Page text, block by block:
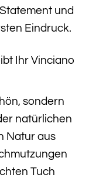
und
Eindruck.
Ihr Vinciano
sondern
natürlichen
Natur aus
Tuch